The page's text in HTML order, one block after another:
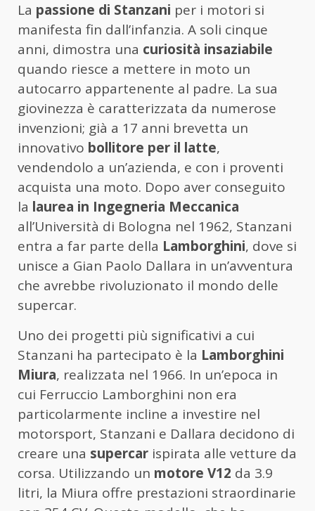
La passione di Stanzani per i motori si
manifesta fin dall’infanzia. A soli cinque
anni, dimostra una curiosità insaziabile
quando riesce a mettere in moto un
autocarro appartenente al padre. La sua
giovinezza è caratterizzata da numerose
invenzioni; già a 17 anni brevetta un
innovativo bollitore per il latte,
vendendolo a un’azienda, e con i proventi
acquista una moto. Dopo aver conseguito
la laurea in Ingegneria Meccanica
all’Università di Bologna nel 1962, Stanzani
entra a far parte della Lamborghini, dove si
unisce a Gian Paolo Dallara in un’avventura
che avrebbe rivoluzionato il mondo delle
supercar.
Uno dei progetti più significativi a cui
Stanzani ha partecipato è la Lamborghini
Miura, realizzata nel 1966. In un’epoca in
cui Ferruccio Lamborghini non era
particolarmente incline a investire nel
motorsport, Stanzani e Dallara decidono di
creare una supercar ispirata alle vetture da
corsa. Utilizzando un motore V12 da 3.9
litri, la Miura offre prestazioni straordinarie